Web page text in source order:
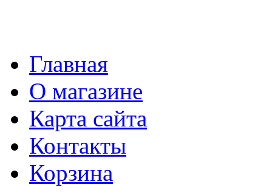
Главная
О магазине
Карта сайта
Контакты
Корзина